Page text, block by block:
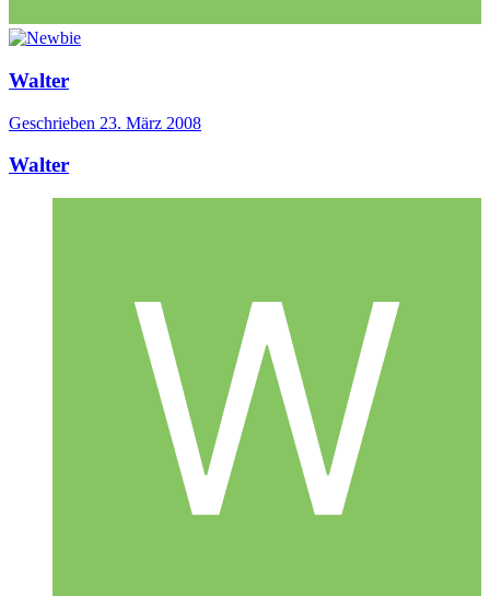
Walter
Geschrieben 23. März 2008
Walter